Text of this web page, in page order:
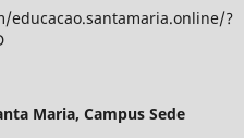
?
Maria, Campus Sede